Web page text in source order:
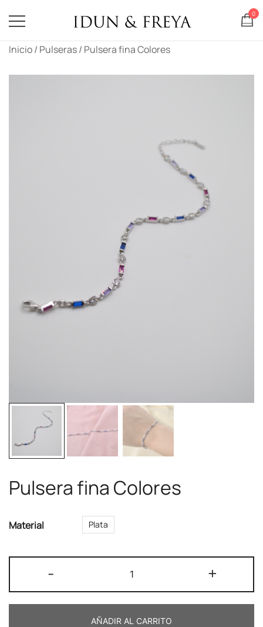
Saltar
0
Inicio/ Pulseras/ Pulsera fina Colores
Pulsera fina Colores
Material Plata
-
fina
Colores
+
AÑADIR AL CARRITO